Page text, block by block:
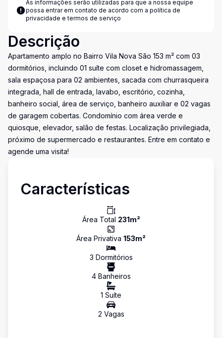
As informações serão utilizadas para que a nossa equipe
possa entrar em contato de acordo com a política de
privacidade e termos de serviço
Descrição
Apartamento amplo no Bairro Vila Nova São 153 m² com 03
dormitórios, incluindo 01 suíte com closet e hidromassagem,
sala espaçosa para 02 ambientes, sacada com churrasqueira
integrada, hall de entrada, lavabo, escritório, cozinha,
banheiro social, área de serviço, banheiro auxiliar e 02 vagas
de garagem cobertas. Condomínio com área verde e
quiosque, elevador, salão de festas. Localização privilegiada,
próximo de supermercado e restaurantes. Entre em contato e
agende uma visita!
Características
Área Total 231m²
Área Privativa 153m²
3 Dormitórios
4Banheiros
1 Suíte
2 Vagas